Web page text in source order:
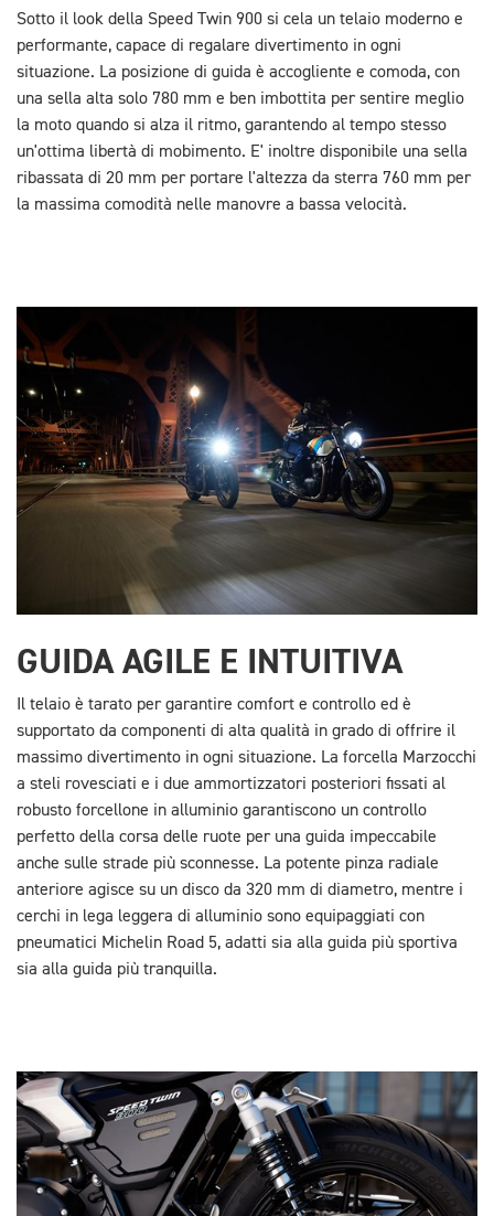
Sotto il look della Speed Twin 900 si cela un telaio moderno e
performante, capace di regalare divertimento in ogni
situazione. La posizione di guida è accogliente e comoda, con
una sella alta solo 780 mm e ben imbottita per sentire meglio
la moto quando si alza il ritmo, garantendo al tempo stesso
un'ottima libertà di mobimento. E' inoltre disponibile una sella
ribassata di 20 mm per portare l'altezza da sterra 760 mm per
la massima comodità nelle manovre a bassa velocità.
GUIDA AGILE E INTUITIVA
Il telaio è tarato per garantire comfort e controllo ed è
supportato da componenti di alta qualità in grado di offrire il
massimo divertimento in ogni situazione. La forcella Marzocchi
a steli rovesciati e i due ammortizzatori posteriori fissati al
robusto forcellone in alluminio garantiscono un controllo
perfetto della corsa delle ruote per una guida impeccabile
anche sulle strade più sconnesse. La potente pinza radiale
anteriore agisce su un disco da 320 mm di diametro, mentre i
cerchi in lega leggera di alluminio sono equipaggiati con
pneumatici Michelin Road 5, adatti sia alla guida più sportiva
sia alla guida più tranquilla.